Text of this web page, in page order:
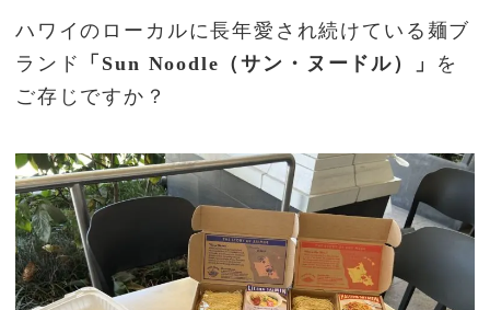
ハワイのローカルに長年愛され続けている麺ブ
ランド
「Sun Noodle（サン・ヌードル）」
を
ご存じですか？